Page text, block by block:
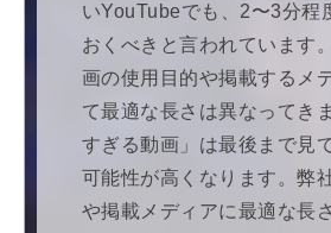
いYouTubeでも、2〜3分程
おくべきと言われています
画の使用目的や掲載するメ
て最適な長さは異なってき
すぎる動画」は最後まで見
可能性が高くなります。弊
や掲載メディアに最適な長